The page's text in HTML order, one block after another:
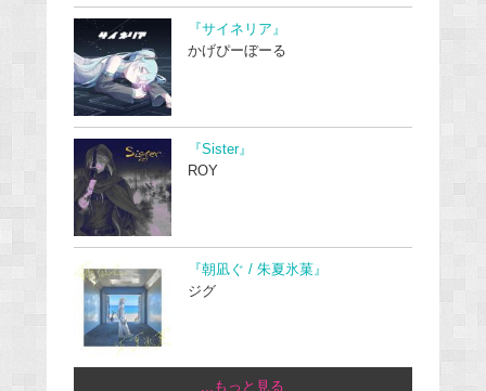
『サイネリア』
かげぴーぼーる
『Sister』
ROY
『朝凪ぐ / 朱夏氷菓』
ジグ
...もっと見る